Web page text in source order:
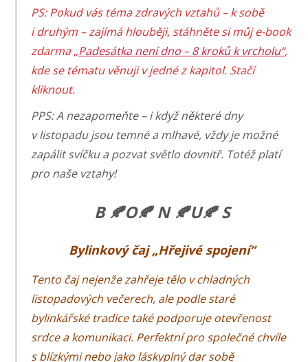
PS: Pokud vás téma zdravých vztahů – k sobě
i druhým – zajímá hlouběji, stáhněte si můj e-book
zdarma„Padesátka není dno – 8 kroků k vrcholu“,
kde se tématu věnuji v jedné z kapitol. Stačí
kliknout.
PPS: A nezapomeňte – i když některé dny
v listopadu jsou temné a mlhavé, vždy je možné
zapálit svíčku a pozvat světlo dovnitř. Totéž platí
pro naše vztahy!
B 🍂O🍂 N 🍂U🍂 S
Bylinkový čaj „Hřejivé spojení“
Tento čaj nejenže zahřeje tělo v chladných
listopadových večerech, ale podle staré
bylinkářské tradice také podporuje otevřenost
srdce a komunikaci. Perfektní pro společné chvíle
s blízkými nebo jako láskyplný dar sobě